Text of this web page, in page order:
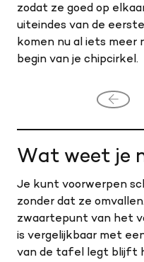
zodat ze goed op
uiteindes van de
komen nu al iets meer
begin van je chipcirkel.
Vorige
Wat weet je
Je kunt voorwerpen
zonder dat ze
zwaartepunt van het
is vergelijkbaar met
van de tafel legt blijft